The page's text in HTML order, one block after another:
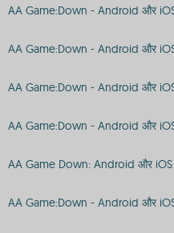
AA Game:Down - Android और
AA Game:Down - Android और
AA Game:Down - Android और
AA Game:Down - Android और iOS
AA Game Down: Android और
AA Game:Down - Android और iOS